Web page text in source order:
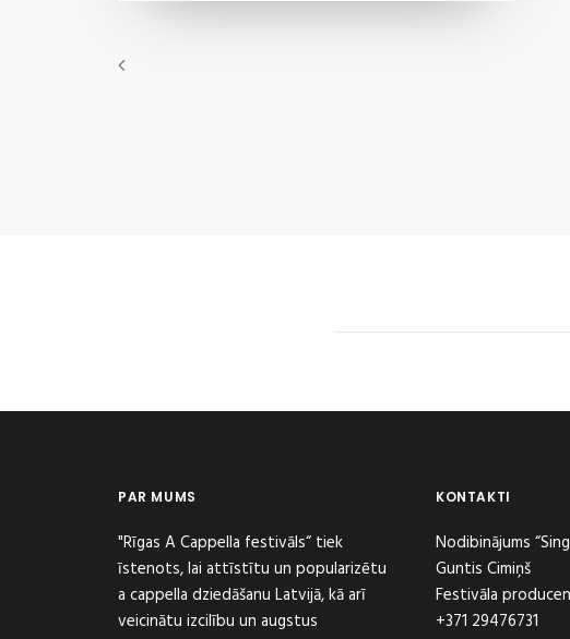
PAR MUMS
"Rīgas A Cappella festivāls“ tiek
īstenots, lai attīstītu un popularizētu
a cappella dziedāšanu Latvijā, kā arī
veicinātu izcilību un augstus
KONTAKTI
Nodibinājums
Guntis Cimiņš
Festivāla
+371 29476731